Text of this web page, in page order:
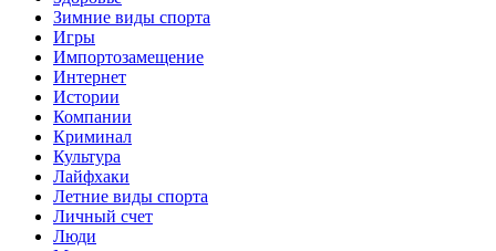
Зимние виды спорта
Игры
Импортозамещение
Интернет
Истории
Компании
Криминал
Культура
Лайфхаки
Летние виды спорта
Личный счет
Люди